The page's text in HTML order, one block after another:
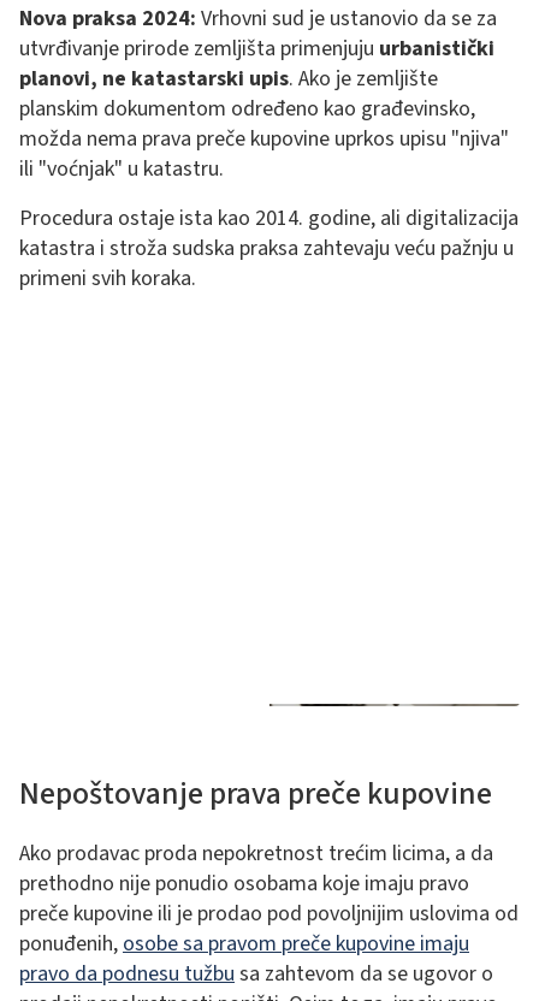
Nova praksa 2024: Vrhovni sud je ustanovio da se za
utvrđivanje prirode zemljišta primenjuju urbanistički
planovi, ne katastarski upis. Ako je zemljište
planskim dokumentom određeno kao građevinsko,
možda nema prava preče kupovine uprkos upisu "njiva"
ili "voćnjak" u katastru.
Procedura ostaje ista kao 2014. godine, ali digitalizacija
katastra i stroža sudska praksa zahtevaju veću pažnju u
primeni svih koraka.
Nepoštovanje prava preče kupovine
Ako prodavac proda nepokretnost trećim licima, a da
prethodno nije ponudio osobama koje imaju pravo
preče kupovine ili je prodao pod povoljnijim uslovima od
ponuđenih,osobe sa pravom preče kupovine imaju
pravo da podnesu tužbusa zahtevom da se ugovor o